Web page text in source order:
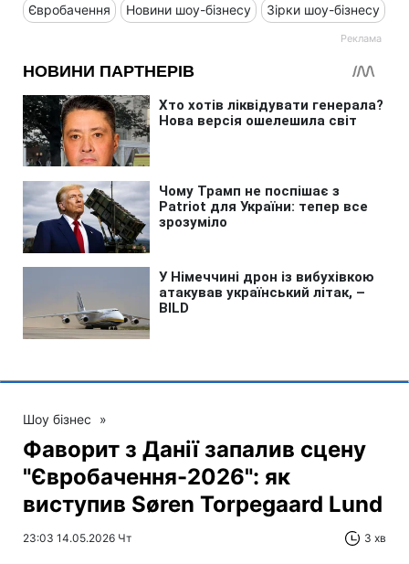
Євробачення Новини шоу-бізнесу Зірки шоу-бізнесу
Шоу бізнес »
Фаворит з Данії запалив сцену
"Євробачення-2026": як
виступив Søren Torpegaard Lund
23:03 14.05.2026 Чт 3 хв